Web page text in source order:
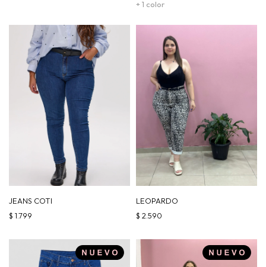
+ 1 color
JEANS COTI
$ 1.799
LEOPARDO
$ 2.590